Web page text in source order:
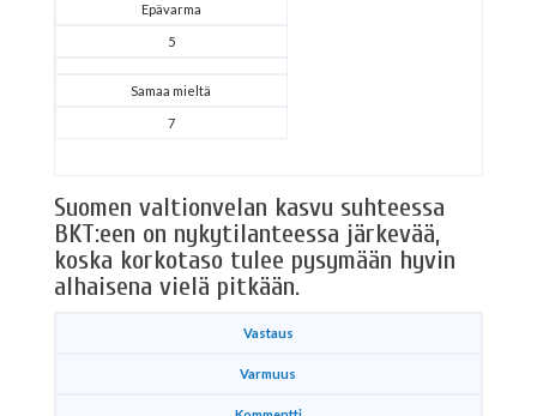
Epävarma
5
Samaa mieltä
7
Suomen valtionvelan kasvu suhteessa
BKT:een on nykytilanteessa järkevää,
koska korkotaso tulee pysymään hyvin
alhaisena vielä pitkään.
Vastaus
Varmuus